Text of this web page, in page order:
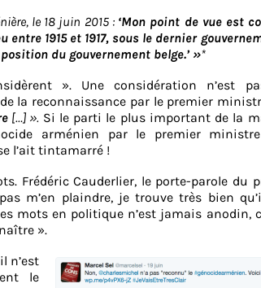
le 18 juin 2015 : ‘Mon point de vue est
1915 et 1917, sous le dernier
du gouvernement belge.’ »*
». Une considération n’est
la reconnaissance par le premier
[…] ». Si le parti le plus important de la
arménien par le premier
l’ait tintamarré !
Frédéric Cauderlier, le porte-parole du
m’en plaindre, je trouve très bien
mots en politique n’est jamais anodin,
».
n’est
le